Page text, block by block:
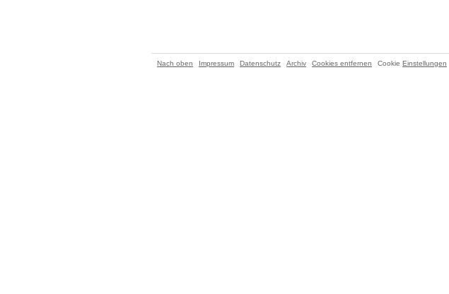
Nach oben Impressum Datenschutz Archiv Cookies entfernen Cookie Einstellungen